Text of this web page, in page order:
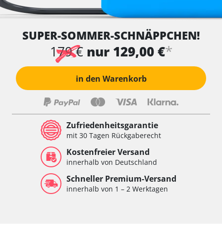
SUPER-SOMMER-SCHNÄPPCHEN!
179 € nur 129,00 €*
in den Warenkorb
Zufriedenheitsgarantie
mit 30 Tagen Rückgaberecht
Kostenfreier Versand
innerhalb von Deutschland
Schneller Premium-Versand
innerhalb von 1 – 2 Werktagen